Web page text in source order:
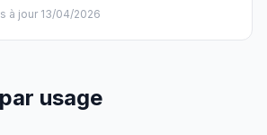
Comparatif détaillé avec prix
à jour 13/04/2026
usage